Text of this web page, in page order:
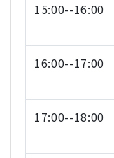
15:00--16:00
16:00--17:00
17:00--18:00